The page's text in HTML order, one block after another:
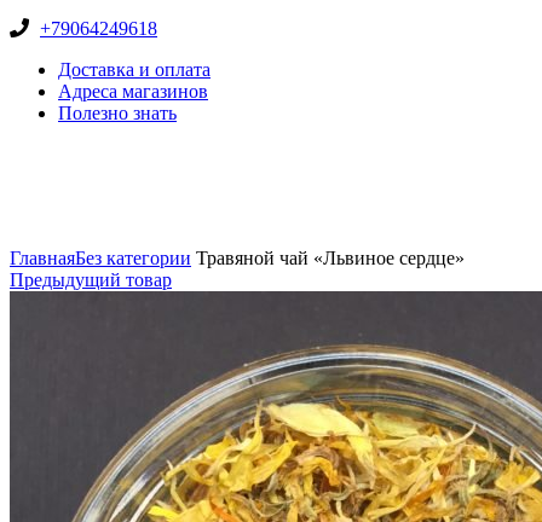
+79064249618
Доставка и оплата
Адреса магазинов
Полезно знать
ГлавнаяБез категории Травяной чай «Львиное сердце»
Предыдущий товар